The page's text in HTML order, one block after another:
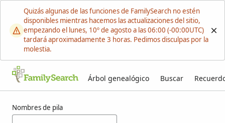
Quizás algunas de las funciones de FamilySearch no estén
disponibles mientras hacemos las actualizaciones del sitio,
empezando el lunes, 10º de agosto a las 06:00 (-00:00UTC)
tardará aproximadamente 3 horas. Pedimos disculpas por la
molestia.
Árbol genealógico Buscar
Nombres de pila